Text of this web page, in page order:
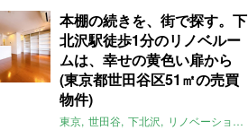
本棚の続きを、街で探す。下
北沢駅徒歩1分のリノベルー
ムは、幸せの黄色い扉から
(東京都世田谷区51㎡の売買
物件)
東京 世田谷 下北沢 リノベーション